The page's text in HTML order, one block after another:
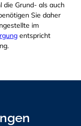
die Grund- als auch
Sie daher
im
entspricht